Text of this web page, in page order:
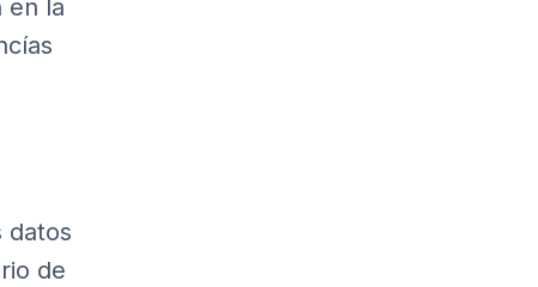
en la
datos
de